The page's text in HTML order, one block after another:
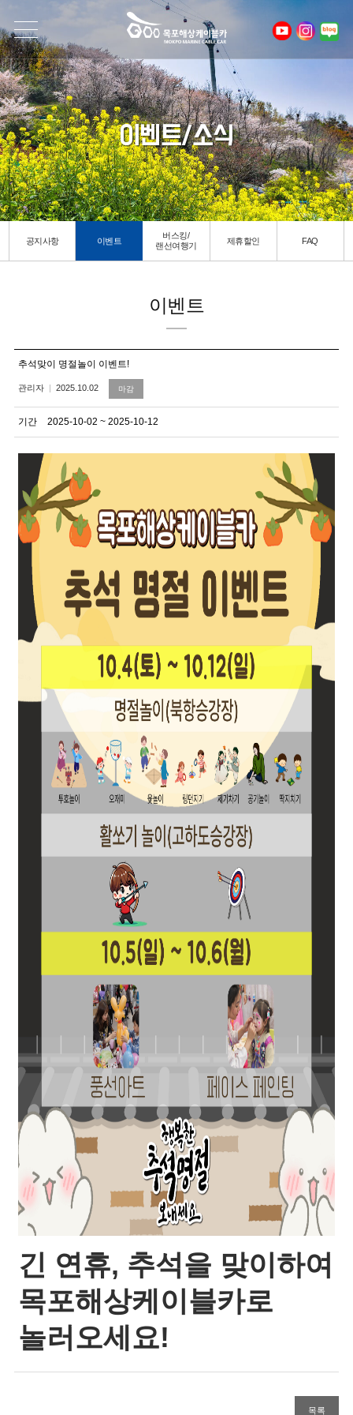
이벤트/소식
공지사항 이벤트
버스킹/
랜선여행기
제휴할인 FAQ
이벤트
추석맞이 명절놀이 이벤트!
관리자 2025.10.02 마감
기간 2025-10-02 ~ 2025-10-12
긴 연휴, 추석을 맞이하여
목포해상케이블카로
놀러오세요!
목록